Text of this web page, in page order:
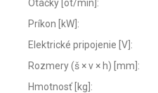
Otáčky [ot/min] :
Príkon [kW] :
Elektrické pripojenie [V] :
Rozmery (š × v × h) [mm] :
Hmotnosť [kg] :